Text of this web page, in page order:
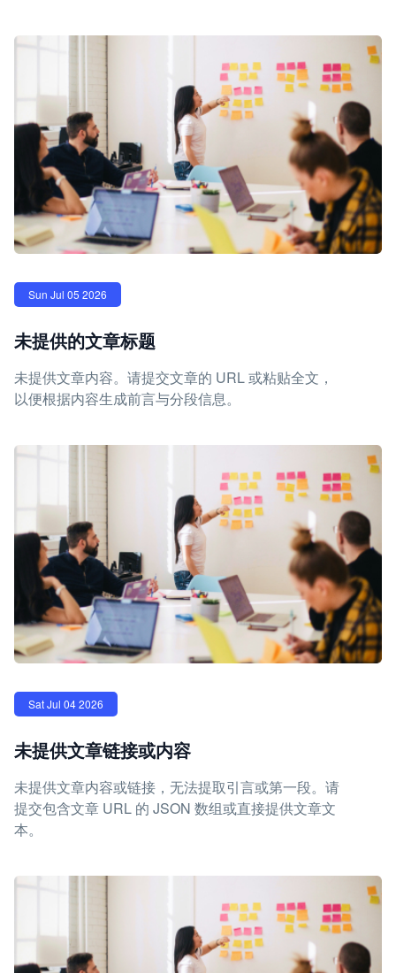
Sun Jul 05 2026
未提供的文章标题
未提供文章内容。请提交文章的 URL 或粘贴全文，
以便根据内容生成前言与分段信息。
Sat Jul 04 2026
未提供文章链接或内容
未提供文章内容或链接，无法提取引言或第一段。请
提交包含文章 URL 的 JSON 数组或直接提供文章文
本。